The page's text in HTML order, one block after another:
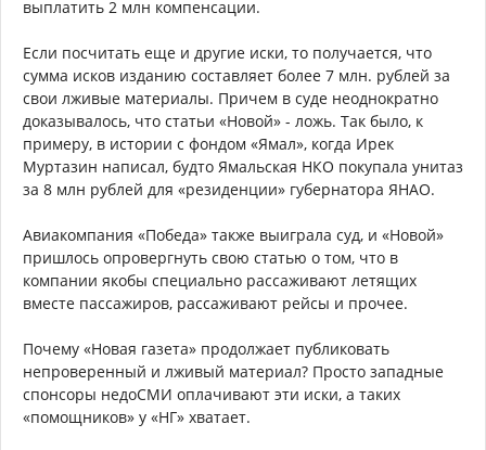
выплатить 2 млн компенсации.
Если посчитать еще и другие иски, то получается, что
сумма исков изданию составляет более 7 млн. рублей за
свои лживые материалы. Причем в суде неоднократно
доказывалось, что статьи «Новой» - ложь. Так было, к
примеру, в истории с фондом «Ямал», когда Ирек
Муртазин написал, будто Ямальская НКО покупала унитаз
за 8 млн рублей для «резиденции» губернатора ЯНАО.
Авиакомпания «Победа» также выиграла суд, и «Новой»
пришлось опровергнуть свою статью о том, что в
компании якобы специально рассаживают летящих
вместе пассажиров, рассаживают рейсы и прочее.
Почему «Новая газета» продолжает публиковать
непроверенный и лживый материал? Просто западные
спонсоры недоСМИ оплачивают эти иски, а таких
«помощников» у «НГ» хватает.